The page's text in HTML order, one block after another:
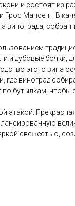
и состоят из
Грос Мансенг. В
винограда,
и дубовые бочки,
этого вина
где виноград
бутылкам, чтобы
атакой.
свежестью,